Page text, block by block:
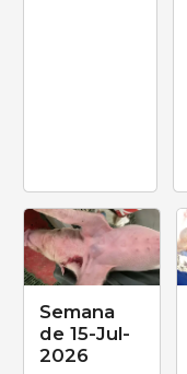
Semana
de 15-Jul-
2026